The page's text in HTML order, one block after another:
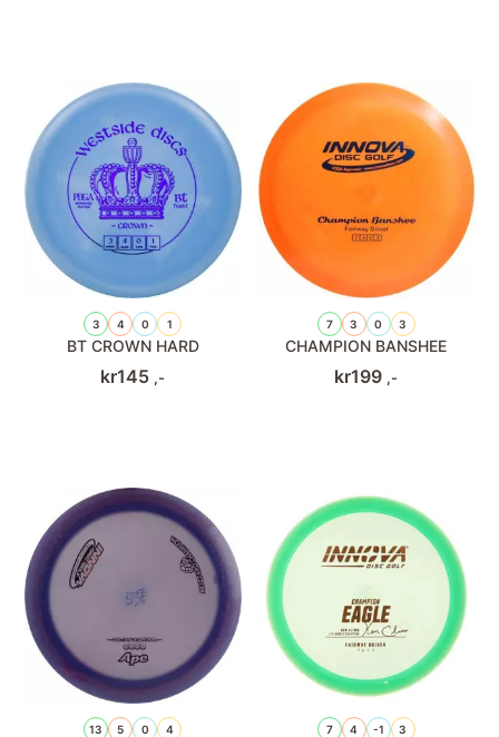
3 4 0 1
BT CROWN HARD
kr145 ,-
7 3 0 3
CHAMPION BANSHEE
kr199 ,-
13 5 0 4 7 4 -1 3